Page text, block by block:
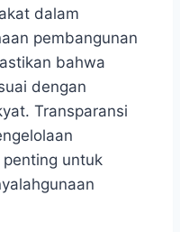
dalam
pembangunan
bahwa
dengan
Transparansi
untuk